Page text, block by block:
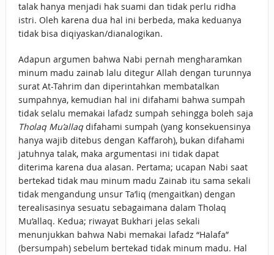
talak hanya menjadi hak suami dan tidak perlu ridha
istri. Oleh karena dua hal ini berbeda, maka keduanya
tidak bisa diqiyaskan/dianalogikan.
Adapun argumen bahwa Nabi pernah mengharamkan
minum madu zainab lalu ditegur Allah dengan turunnya
surat At-Tahrim dan diperintahkan membatalkan
sumpahnya, kemudian hal ini difahami bahwa sumpah
tidak selalu memakai lafadz sumpah sehingga boleh saja
Tholaq Mu’allaqdifahami sumpah (yang konsekuensinya
hanya wajib ditebus dengan Kaffaroh), bukan difahami
jatuhnya talak, maka argumentasi ini tidak dapat
diterima karena dua alasan. Pertama; ucapan Nabi saat
bertekad tidak mau minum madu Zainab itu sama sekali
tidak mengandung unsur Ta’liq (mengaitkan) dengan
terealisasinya sesuatu sebagaimana dalam Tholaq
Mu’allaq. Kedua; riwayat Bukhari jelas sekali
menunjukkan bahwa Nabi memakai lafadz “Halafa”
(bersumpah) sebelum bertekad tidak minum madu. Hal